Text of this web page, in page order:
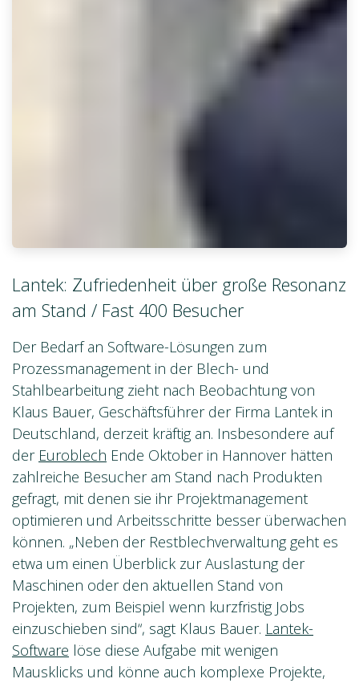
Lantek: Zufriedenheit über große Resonanz
am Stand / Fast 400 Besucher
Der Bedarf an Software-Lösungen zum
Prozessmanagement in der Blech- und
Stahlbearbeitung zieht nach Beobachtung von
Klaus Bauer, Geschäftsführer der Firma Lantek in
Deutschland, derzeit kräftig an. Insbesondere auf
der Euroblech Ende Oktober in Hannover hätten
zahlreiche Besucher am Stand nach Produkten
gefragt, mit denen sie ihr Projektmanagement
optimieren und Arbeitsschritte besser überwachen
können. „Neben der Restblechverwaltung geht es
etwa um einen Überblick zur Auslastung der
Maschinen oder den aktuellen Stand von
Projekten, zum Beispiel wenn kurzfristig Jobs
einzuschieben sind“, sagt Klaus Bauer. Lantek-
Software löse diese Aufgabe mit wenigen
Mausklicks und könne auch komplexe Projekte,